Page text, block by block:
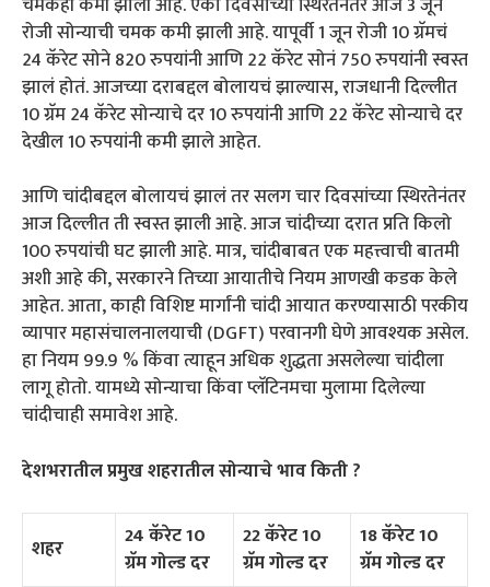
रोजी सोन्याची चमक कमी झाली आहे. यापूर्वी 1 जून रोजी 10 ग्रॅमचं
24 कॅरेट सोने 820 रुपयांनी आणि 22 कॅरेट सोनं 750 रुपयांनी स्वस्त
झालं होतं. आजच्या दराबद्दल बोलायचं झाल्यास, राजधानी दिल्लीत
10 ग्रॅम 24 कॅरेट सोन्याचे दर 10 रुपयांनी आणि 22 कॅरेट सोन्याचे दर
देखील 10 रुपयांनी कमी झाले आहेत.
आणि चांदीबद्दल बोलायचं झालं तर सलग चार दिवसांच्या स्थिरतेनंतर
आज दिल्लीत ती स्वस्त झाली आहे. आज चांदीच्या दरात प्रति किलो
100 रुपयांची घट झाली आहे. मात्र, चांदीबाबत एक महत्त्वाची बातमी
अशी आहे की, सरकारने तिच्या आयातीचे नियम आणखी कडक केले
आहेत. आता, काही विशिष्ट मार्गांनी चांदी आयात करण्यासाठी परकीय
व्यापार महासंचालनालयाची (DGFT) परवानगी घेणे आवश्यक असेल.
हा नियम 99.9 % किंवा त्याहून अधिक शुद्धता असलेल्या चांदीला
लागू होतो. यामध्ये सोन्याचा किंवा प्लॅटिनमचा मुलामा दिलेल्या
चांदीचाही समावेश आहे.
देशभरातील प्रमुख शहरातील सोन्याचे भाव किती ?
शहर
24 कॅरेट 10
ग्रॅम गोल्ड दर
22 कॅरेट 10
ग्रॅम गोल्ड दर
18 कॅरेट 10
ग्रॅम गोल्ड दर